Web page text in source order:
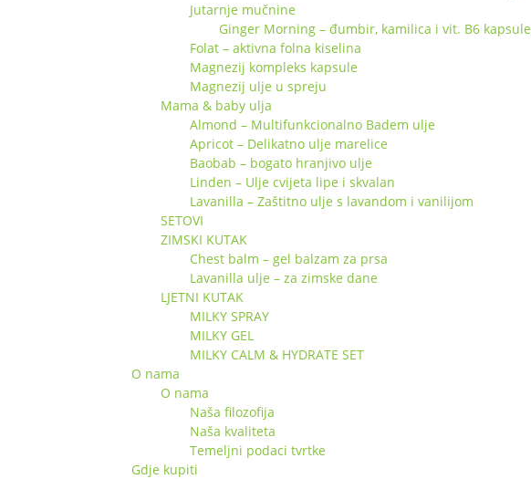
Jutarnje mučnine
Ginger Morning – đumbir, kamilica i vit. B6 kapsule
Folat – aktivna folna kiselina
Magnezij kompleks kapsule
Magnezij ulje u spreju
Mama & baby ulja
Almond – Multifunkcionalno Badem ulje
Apricot – Delikatno ulje marelice
Baobab – bogato hranjivo ulje
Linden – Ulje cvijeta lipe i skvalan
Lavanilla – Zaštitno ulje s lavandom i vanilijom
SETOVI
ZIMSKI KUTAK
Chest balm – gel balzam za prsa
Lavanilla ulje – za zimske dane
LJETNI KUTAK
MILKY SPRAY
MILKY GEL
MILKY CALM & HYDRATE SET
O nama
O nama
Naša filozofija
Naša kvaliteta
Temeljni podaci tvrtke
Gdje kupiti